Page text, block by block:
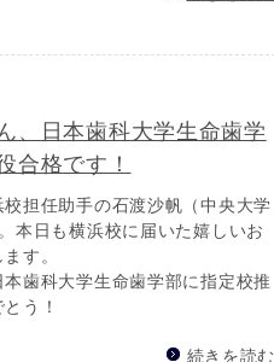
、日本歯科大学生命歯学
合格です！
担任助手の石渡沙帆（中央大学
本日も横浜校に届いた嬉しいお
す。
歯科大学生命歯学部に指定校推
う！
続きを読む